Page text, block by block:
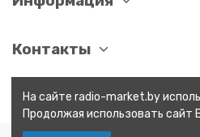
Контакты
На сайте radio-market.by
Продолжая использовать сайт